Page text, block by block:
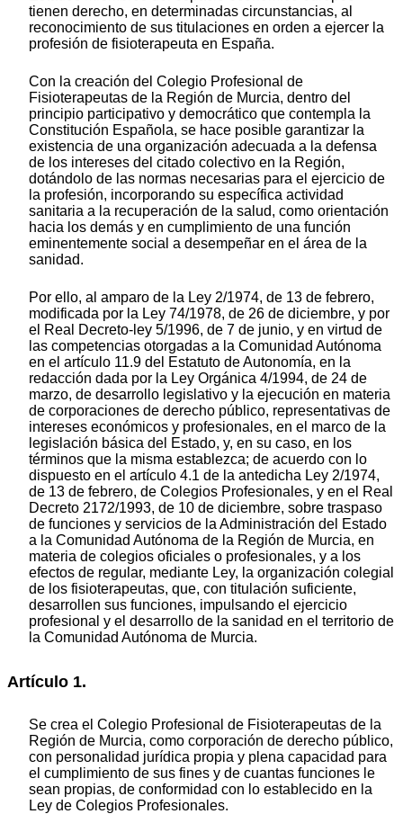
tienen derecho, en determinadas circunstancias, al
reconocimiento de sus titulaciones en orden a ejercer la
profesión de fisioterapeuta en España.
Con la creación del Colegio Profesional de
Fisioterapeutas de la Región de Murcia, dentro del
principio participativo y democrático que contempla la
Constitución Española, se hace posible garantizar la
existencia de una organización adecuada a la defensa
de los intereses del citado colectivo en la Región,
dotándolo de las normas necesarias para el ejercicio de
la profesión, incorporando su específica actividad
sanitaria a la recuperación de la salud, como orientación
hacia los demás y en cumplimiento de una función
eminentemente social a desempeñar en el área de la
sanidad.
Por ello, al amparo de la Ley 2/1974, de 13 de febrero,
modificada por la Ley 74/1978, de 26 de diciembre, y por
el Real Decreto-ley 5/1996, de 7 de junio, y en virtud de
las competencias otorgadas a la Comunidad Autónoma
en el artículo 11.9 del Estatuto de Autonomía, en la
redacción dada por la Ley Orgánica 4/1994, de 24 de
marzo, de desarrollo legislativo y la ejecución en materia
de corporaciones de derecho público, representativas de
intereses económicos y profesionales, en el marco de la
legislación básica del Estado, y, en su caso, en los
términos que la misma establezca; de acuerdo con lo
dispuesto en el artículo 4.1 de la antedicha Ley 2/1974,
de 13 de febrero, de Colegios Profesionales, y en el Real
Decreto 2172/1993, de 10 de diciembre, sobre traspaso
de funciones y servicios de la Administración del Estado
a la Comunidad Autónoma de la Región de Murcia, en
materia de colegios oficiales o profesionales, y a los
efectos de regular, mediante Ley, la organización colegial
de los fisioterapeutas, que, con titulación suficiente,
desarrollen sus funciones, impulsando el ejercicio
profesional y el desarrollo de la sanidad en el territorio de
la Comunidad Autónoma de Murcia.
Artículo 1.
Se crea el Colegio Profesional de Fisioterapeutas de la
Región de Murcia, como corporación de derecho público,
con personalidad jurídica propia y plena capacidad para
el cumplimiento de sus fines y de cuantas funciones le
sean propias, de conformidad con lo establecido en la
Ley de Colegios Profesionales.